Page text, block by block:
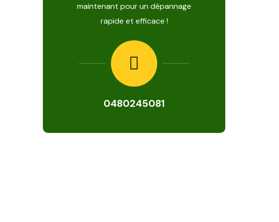
maintenant pour un dépannage
rapide et efficace !
0480245081